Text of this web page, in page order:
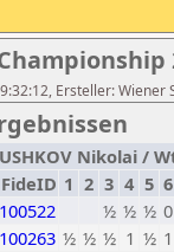
Ersteller:
Nikolai /
FideID 1 2 3 4 5 6
½ ½ ½ 0
½ ½ ½ 1 ½ 1